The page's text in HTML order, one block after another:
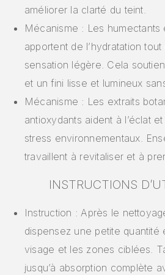
améliorer la clarté du teint.
Mécanisme : Les humectants
apportent de l’hydratation
sensation légère. Cela
et un fini lisse et lumineux
Mécanisme : Les extraits
antioxydants aident à l’éclat
stress environnementaux.
travaillent à revitaliser et à
INSTRUCTIONS
Instruction : Après le
dispensez une petite quantité
visage et les zones ciblées.
jusqu’à absorption complète